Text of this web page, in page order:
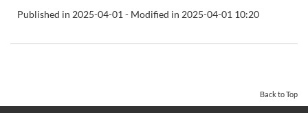
Published in 2025-04-01 - Modified in 2025-04-01 10:20
Back to Top